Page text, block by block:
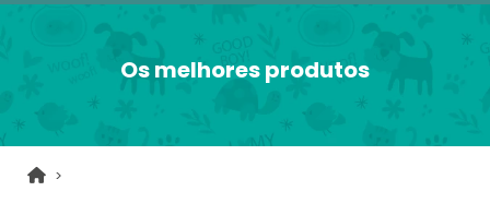
Os melhores produtos